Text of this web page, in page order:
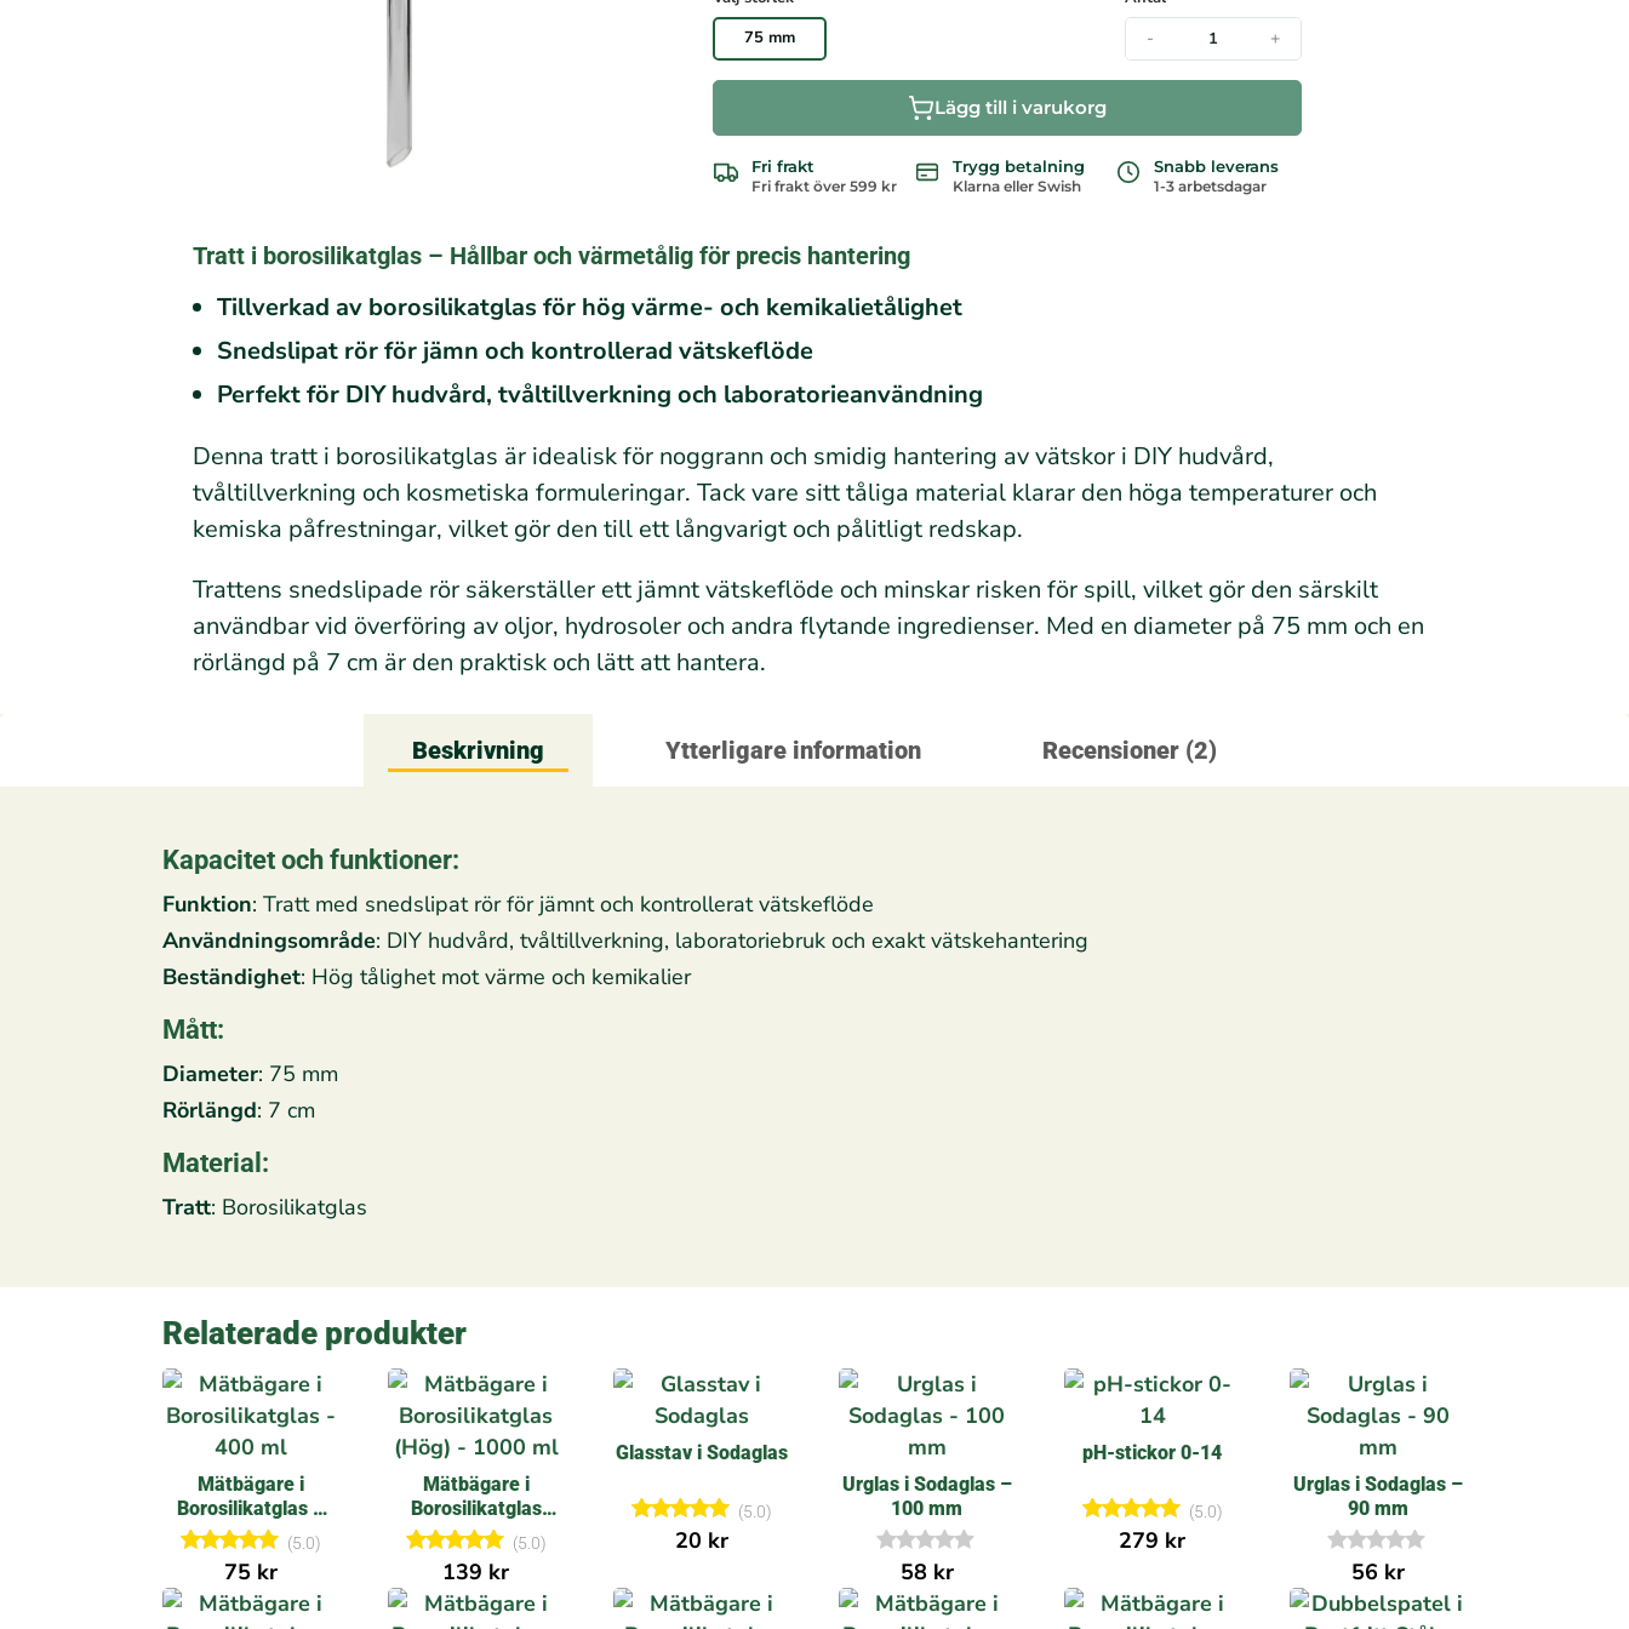
75 mm
- +
Lägg till i varukorg
Fri frakt
Fri frakt över 599 kr
Trygg betalning
Klarna eller Swish
Snabb leverans
1-3 arbetsdagar
Tratt i borosilikatglas – Hållbar och värmetålig för precis hantering
Tillverkad av borosilikatglas för hög värme- och kemikalietålighet
Snedslipat rör för jämn och kontrollerad vätskeflöde
Perfekt för DIY hudvård, tvåltillverkning och laboratorieanvändning
Denna tratt i borosilikatglas är idealisk för noggrann och smidig hantering av vätskor i DIY hudvård,
tvåltillverkning och kosmetiska formuleringar. Tack vare sitt tåliga material klarar den höga temperaturer och
kemiska påfrestningar, vilket gör den till ett långvarigt och pålitligt redskap.
Trattens snedslipade rör säkerställer ett jämnt vätskeflöde och minskar risken för spill, vilket gör den särskilt
användbar vid överföring av oljor, hydrosoler och andra flytande ingredienser. Med en diameter på 75 mm och en
rörlängd på 7 cm är den praktisk och lätt att hantera.
Beskrivning Ytterligare information Recensioner (2)
Kapacitet och funktioner:
Funktion: Tratt med snedslipat rör för jämnt och kontrollerat vätskeflöde
Användningsområde: DIY hudvård, tvåltillverkning, laboratoriebruk och exakt vätskehantering
Beständighet: Hög tålighet mot värme och kemikalier
Mått:
Diameter: 75 mm
Rörlängd: 7 cm
Material:
Tratt: Borosilikatglas
Relaterade produkter
Mätbägare i
Borosilikatglas –
400 ml
Betygsatt
5.00
av 5
(5.0)
75 kr
Mätbägare i
Borosilikatglas
(Hög) – 1000 ml
Betygsatt
5.00
av 5
(5.0)
139 kr
Glasstav i Sodaglas
Betygsatt
5.00
(5.0)
20 kr
Urglas i Sodaglas –
100 mm
g
58 kr
pH-stickor 0-14
Betygsatt
5.00
(5.0)
279 kr
Urglas i Sodaglas –
90 mm
g
56 kr